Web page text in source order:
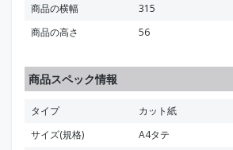
商品の横幅
315
商品の高さ
56
商品スペック情報
タイプ
カット紙
サイズ(規格)
A4タテ